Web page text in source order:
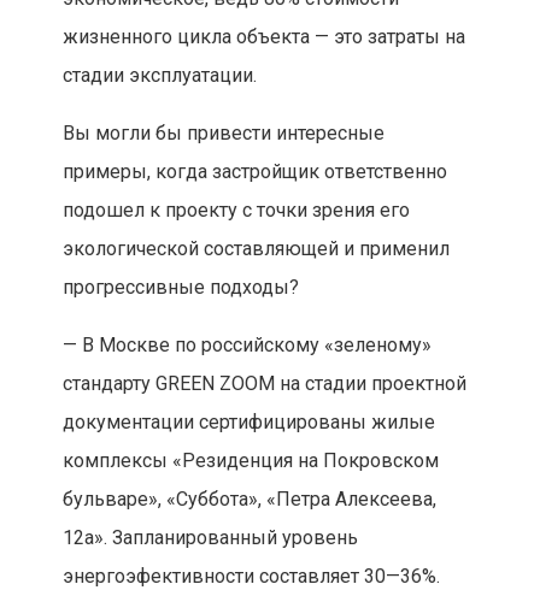
жизненного цикла объекта — это затраты на
стадии эксплуатации.
Вы могли бы привести интересные
примеры, когда застройщик ответственно
подошел к проекту с точки зрения его
экологической составляющей и применил
прогрессивные подходы?
— В Москве по российскому «зеленому»
стандарту GREEN ZOOM на стадии проектной
документации сертифицированы жилые
комплексы «Резиденция на Покровском
бульваре», «Суббота», «Петра Алексеева,
12а». Запланированный уровень
энергоэфективности составляет 30—36%.